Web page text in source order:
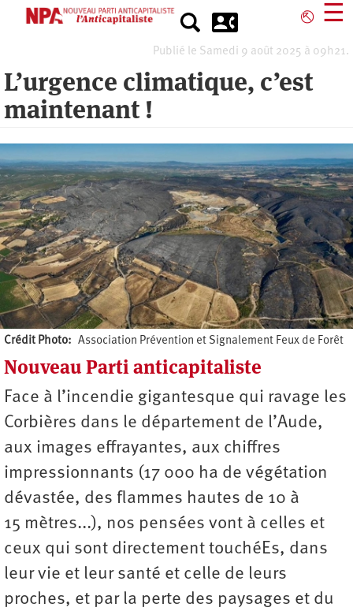
⎋ ☰
Publié le Samedi 9 août 2025 à 09h21.
L’urgence climatique, c’est
maintenant !
Crédit Photo
Association Prévention et Signalement Feux de Forêt
Auteur
Nouveau Parti anticapitaliste
Face à l’incendie gigantesque qui ravage les
Corbières dans le département de l’Aude,
aux images effrayantes, aux chiffres
impressionnants (17 000 ha de végétation
dévastée, des flammes hautes de 10 à
15 mètres...), nos pensées vont à celles et
ceux qui sont directement touchéEs, dans
leur vie et leur santé et celle de leurs
proches, et par la perte des paysages et du